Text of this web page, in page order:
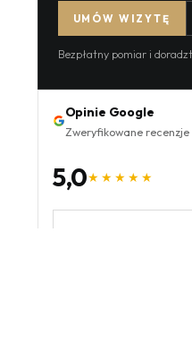
UMÓW WIZYTĘ
Bezpłatny pomiar i
Opinie Google
Zweryfikowane
5,0★★★★★